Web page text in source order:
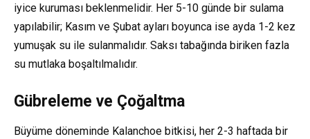
iyice kuruması beklenmelidir. Her 5-10 günde bir sulama
yapılabilir; Kasım ve Şubat ayları boyunca ise ayda 1-2 kez
yumuşak su ile sulanmalıdır. Saksı tabağında biriken fazla
su mutlaka boşaltılmalıdır.
Gübreleme ve Çoğaltma
Büyüme döneminde Kalanchoe bitkisi, her 2-3 haftada bir